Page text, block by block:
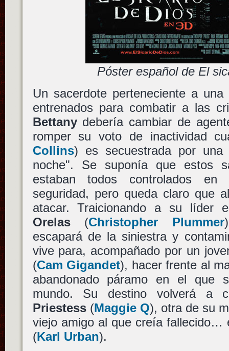
Póster español de El
Un sacerdote perteneciente a
entrenados para combatir a las
Bettanydebería cambiar de
romper su voto de inactividad
Collins) es secuestrada por
noche". Se suponía que estos
estaban todos controlados en
seguridad, pero queda claro que
atacar. Traicionando a su líder
Orelas(Christopher Plummer
escapará de la siniestra y
vive para, acompañado por un
(Cam Gigandet), hacer frente al
abandonado páramo en el que
mundo. Su destino volverá a
Priestess(Maggie Q), otra de su
viejo amigo al que creía
(Karl Urban).